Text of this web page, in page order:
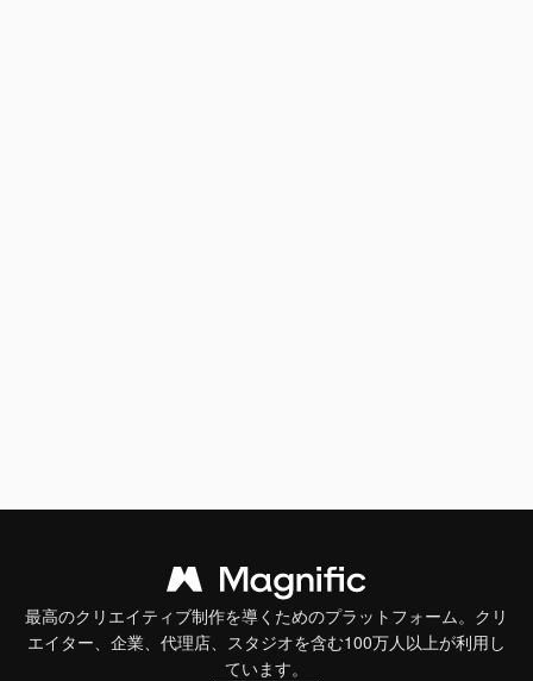
最高のクリエイティブ制作を導くためのプラットフォーム。クリ
エイター、企業、代理店、スタジオを含む100万人以上が利用し
ています。